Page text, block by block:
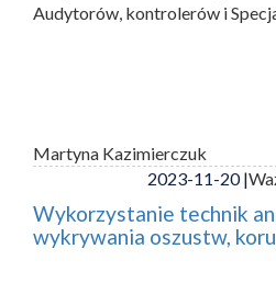
Audytorów, kontrolerów i
Martyna Kazimierczuk
2023-11-20 |
Wykorzystanie technik
wykrywania oszustw,